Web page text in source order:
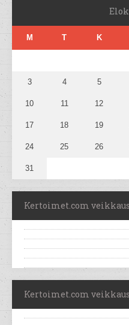
M T K
3 4 5
10 11 12
17 18 19
24 25 26
31
Kertoimet.com
Kertoimet.com